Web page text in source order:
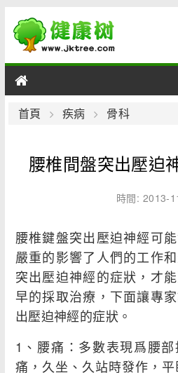
男性
綜合
疾病
首頁 疾病 骨科
腰椎間盤突出壓迫
時間: 2013-
腰椎鍵盤突出壓迫神經可
嚴重的影響了人們的工作
突出壓迫神經的症狀，才
早的採取治療，下面讓專
出壓迫神經的症狀。
1、腰痛：多數表現爲腰
痛，久坐、久站時發作，